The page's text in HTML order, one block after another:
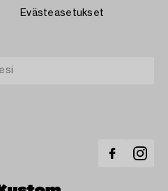
Evästeasetukset